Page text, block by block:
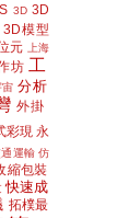
3D 3D
3D模型
元
上海
坊 工
宙 分析
外掛
彩現 永
通運輸 仿
縮包裝
快速成
拓樸最